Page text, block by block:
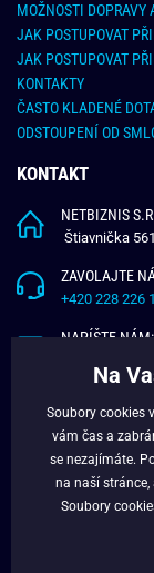
MOŽNOSTI DOPRAVY
JAK POSTUPOVAT
JAK POSTUPOVAT
KONTAKTY
ČASTO KLADENÉ
ODSTOUPENÍ OD
KONTAKT
NETBIZNIS
Štiavnička
ZAVOLAJTE
+420 228 226
NAPÍŠTE NÁM:
O NÁS
VĚRNOSTNÍ
Na
Soubory cookies
vám čas a
se nezajímáte.
na naší
Soubory